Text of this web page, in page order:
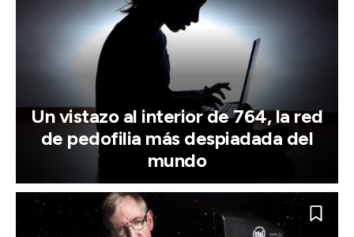
Un vistazo al interior de 764, la red
de pedofilia más despiadada del
mundo